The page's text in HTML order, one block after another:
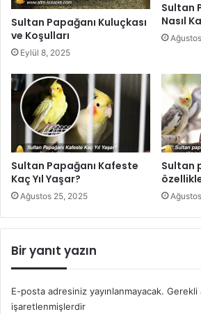
Sultan Papağanı Kuluçkası
ve Koşulları
Eylül 8, 2025
Sultan
Nasıl
Sultan Papağanı Kafeste
Kaç Yıl Yaşar?
Ağustos 25, 2025
Sultan
Bir yanıt yazın
E-posta adresiniz yayınlanmayacak. Gerekli
işaretlenmişlerdir